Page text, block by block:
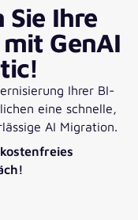
Sie Ihre
GenAI
Ihrer BI-
eine schnelle,
AI Migration.